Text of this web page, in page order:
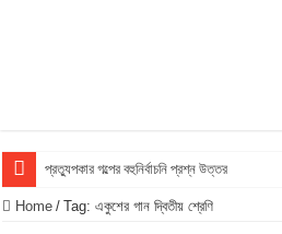
প্রত্যুপকার গল্পের বহুনির্বাচনি প্রশ্ন উত্তর
Top 10 Local Fashion Brands in
Home / Tag:একুশের গান দ্বিতীয় শ্রেণি